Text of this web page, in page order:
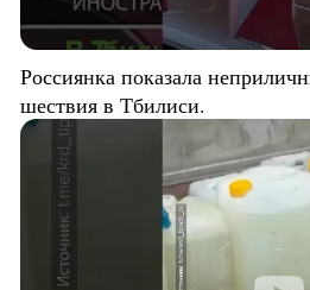
Россиянка показала
шествия в Тбилиси.